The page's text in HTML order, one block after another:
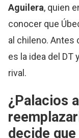
Aguilera, quien
conocer que
al chileno. Antes
es la idea del DT
rival.
¿Palacios
decide